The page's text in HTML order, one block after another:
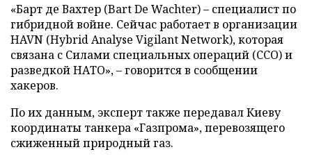
«Барт де Вахтер (Bart De Wachter) – специалист по
гибридной войне. Сейчас работает в организации
HAVN (Hybrid Analyse Vigilant Network), которая
связана с Силами специальных операций (ССО) и
разведкой НАТО», – говорится в сообщении
хакеров.
По их данным, эксперт также передавал Киеву
координаты танкера «Газпрома», перевозящего
сжиженный природный газ.